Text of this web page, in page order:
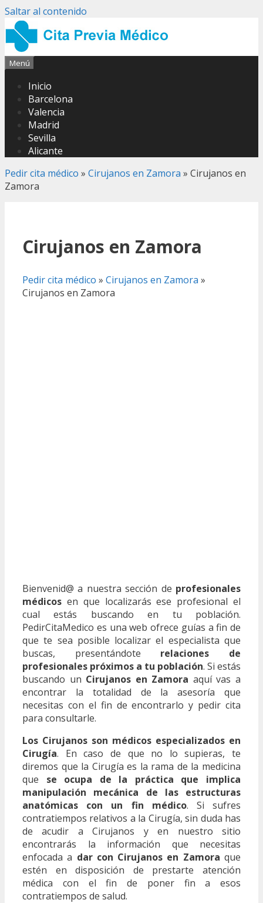
Saltar al contenido
Menú
Inicio
Barcelona
Valencia
Madrid
Sevilla
Alicante
Pedir cita médico » Cirujanos en Zamora » Cirujanos en
Zamora
Cirujanos en Zamora
Pedir cita médico » Cirujanos en Zamora »
Cirujanos en Zamora
Bienvenid@ a nuestra sección de profesionales
médicos en que localizarás ese profesional el
cual estás buscando en tu población.
PedirCitaMedico es una web ofrece guías a fin de
que te sea posible localizar el especialista que
buscas, presentándote relaciones de
profesionales próximos a tu población. Si estás
buscando un Cirujanos en Zamora aquí vas a
encontrar la totalidad de la asesoría que
necesitas con el fin de encontrarlo y pedir cita
para consultarle.
Los Cirujanos son médicos especializados en
Cirugía. En caso de que no lo supieras, te
diremos que la Cirugía es la rama de la medicina
que se ocupa de la práctica que implica
manipulación mecánica de las estructuras
anatómicas con un fin médico. Si sufres
contratiempos relativos a la Cirugía, sin duda has
de acudir a Cirujanos y en nuestro sitio
encontrarás la información que necesitas
enfocada a dar con Cirujanos en Zamora que
estén en disposición de prestarte atención
médica con el fin de poner fin a esos
contratiempos de salud.